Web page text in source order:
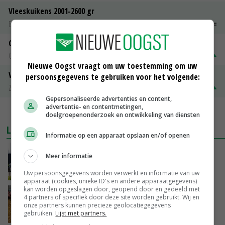
Vleeskuikens 2001-2600 gr
Barneveld
€ 1,09~ € 1,11
Gerst
Groningen
Volle melkpoeder
Zuivel NL
MEER MARKTPRIJZEN
LAATSTE NIEUWS
Gemiddelde Europese melkprijs daalt licht in
juni
GISTEREN, 17:04
Frans onderzoekcentrum bestrijkt hele
varkensvleesketen
GISTEREN, 15:29
Nieuwe Oogst vraagt om uw toestemming om uw
persoonsgegevens te gebruiken voor het volgende:
Gepersonaliseerde advertenties en content,
advertentie- en contentmetingen,
doelgroepenonderzoek en ontwikkeling van diensten
Informatie op een apparaat opslaan en/of openen
Meer informatie
Uw persoonsgegevens worden verwerkt en informatie van uw
apparaat (cookies, unieke ID's en andere apparaatgegevens)
kan worden opgeslagen door, geopend door en gedeeld met
4 partners of specifiek door deze site worden gebruikt. Wij en
onze partners kunnen precieze geolocatiegegevens
gebruiken. Lijst met partners.